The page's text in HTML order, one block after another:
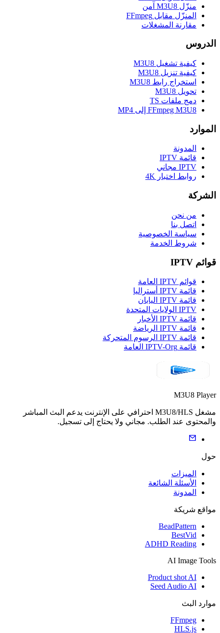
منزّل M3U8 آمن
المنزّل مقابل FFmpeg
مقارنة المشغلات
الدروس
كيفية تشغيل M3U8
كيفية تنزيل M3U8
استخراج رابط M3U8
تحويل M3U8
دمج ملفات TS
FFmpeg M3U8 إلى MP4
الموارد
المدونة
قائمة IPTV
IPTV مجاني
روابط اختبار 4K
الشركة
من نحن
اتصل بنا
سياسة الخصوصية
شروط الخدمة
قوائم IPTV
قوائم IPTV العامة
قائمة IPTV أستراليا
قائمة IPTV اليابان
IPTV الولايات المتحدة
قائمة IPTV الأخبار
قائمة IPTV الرياضة
قائمة IPTV الرسوم المتحركة
قائمة IPTV-Org العامة
M3U8 Player
مشغل M3U8/HLS احترافي على الإنترنت يدعم البث المباشر
والمحتوى عند الطلب. مجاني ولا يحتاج إلى تسجيل.
حول
الميزات
الأسئلة الشائعة
المدونة
مواقع شريكة
BeadPattern
BestVid
ADHD Reading
AI Image Tools
Product shot AI
Seed Audio AI
موارد البث
FFmpeg
HLS.js